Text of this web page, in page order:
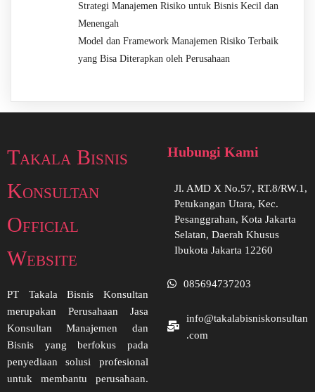
Strategi Manajemen Risiko untuk Bisnis Kecil dan
Menengah
Model dan Framework Manajemen Risiko Terbaik
yang Bisa Diterapkan oleh Perusahaan
Takala Bisnis
Konsultan
Official
Website
PT Takala Bisnis Konsultan
merupakan Perusahaan Jasa
Konsultan Manajemen dan
Bisnis yang berfokus pada
penyediaan solusi profesional
untuk membantu perusahaan.
Hubungi Kami
Jl. AMD X No.57, RT.8/RW.1,
Petukangan Utara, Kec.
Pesanggrahan, Kota Jakarta
Selatan, Daerah Khusus
Ibukota Jakarta 12260
085694737203
info@takalabisniskonsultan
.com